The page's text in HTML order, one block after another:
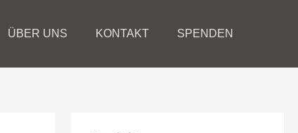
ÜBER UNS KONTAKT SPENDEN